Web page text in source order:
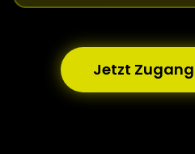
Jetzt